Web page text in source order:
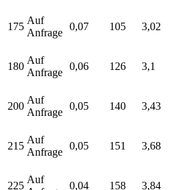
175
Auf
Anfrage
0,07 105 3,02
180
Auf
Anfrage
0,06 126 3,1
200
Auf
Anfrage
0,05 140 3,43
215
Auf
Anfrage
0,05 151 3,68
225
Auf
0,04 158 3,84